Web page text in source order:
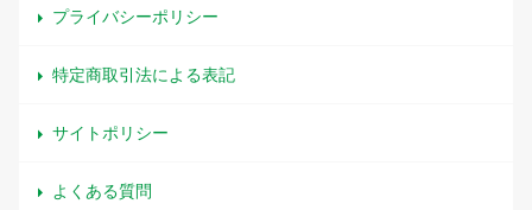
プライバシーポリシー
特定商取引法による表記
サイトポリシー
よくある質問